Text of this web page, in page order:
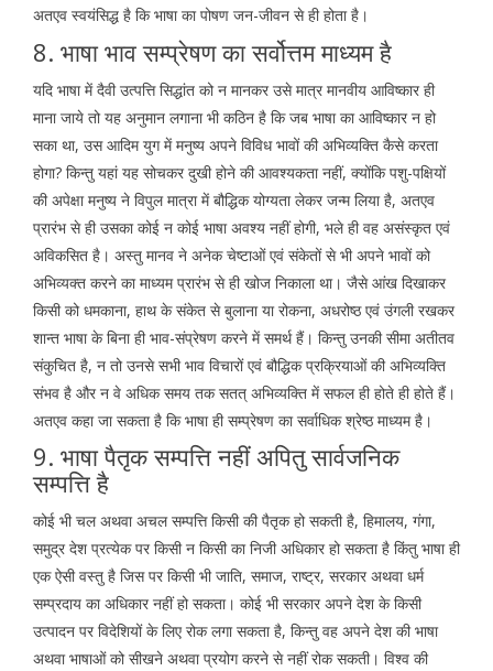
अतएव स्वयंसिद्ध है कि भाषा का पोषण जन-जीवन से ही होता है।
8. भाषा भाव सम्प्रेषण का सर्वोत्तम माध्यम है
यदि भाषा में दैवी उत्पत्ति सिद्धांत को न मानकर उसे मात्र मानवीय आविष्कार ही
माना जाये तो यह अनुमान लगाना भी कठिन है कि जब भाषा का आविष्कार न हो
सका था, उस आदिम युग में मनुष्य अपने विविध भावों की अभिव्यक्ति कैसे करता
होगा? किन्तु यहां यह सोचकर दुखी होने की आवश्यकता नहीं, क्योंकि पशु-पक्षियों
की अपेक्षा मनुष्य ने विपुल मात्रा में बौद्धिक योग्यता लेकर जन्म लिया है, अतएव
प्रारंभ से ही उसका कोई न कोई भाषा अवश्य नहीं होगी, भले ही वह असंस्कृत एवं
अविकसित है। अस्तु मानव ने अनेक चेष्टाओं एवं संकेतों से भी अपने भावों को
अभिव्यक्त करने का माध्यम प्रारंभ से ही खोज निकाला था। जैसे आंख दिखाकर
किसी को धमकाना, हाथ के संकेत से बुलाना या रोकना, अधरोष्ठ एवं उंगली रखकर
शान्त भाषा के बिना ही भाव-संप्रेषण करने में समर्थ हैं। किन्तु उनकी सीमा अतीतव
संकुचित है, न तो उनसे सभी भाव विचारों एवं बौद्धिक प्रक्रियाओं की अभिव्यक्ति
संभव है और न वे अधिक समय तक सतत् अभिव्यक्ति में सफल ही होते ही होते हैं।
अतएव कहा जा सकता है कि भाषा ही सम्प्रेषण का सर्वाधिक श्रेष्ठ माध्यम है।
9. भाषा पैतृक सम्पत्ति नहीं अपितु सार्वजनिक
सम्पत्ति है
कोई भी चल अथवा अचल सम्पत्ति किसी की पैतृक हो सकती है, हिमालय, गंगा,
समुद्र देश प्रत्येक पर किसी न किसी का निजी अधिकार हो सकता है किंतु भाषा ही
एक ऐसी वस्तु है जिस पर किसी भी जाति, समाज, राष्ट्र, सरकार अथवा धर्म
सम्प्रदाय का अधिकार नहीं हो सकता। कोई भी सरकार अपने देश के किसी
उत्पादन पर विदेशियों के लिए रोक लगा सकता है, किन्तु वह अपने देश की भाषा
अथवा भाषाओं को सीखने अथवा प्रयोग करने से नहीं रोक सकती। विश्व की